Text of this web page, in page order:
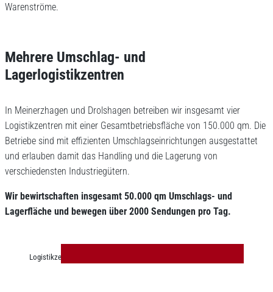
Warenströme.
Mehrere Umschlag- und
Lagerlogistikzentren
In Meinerzhagen und Drolshagen betreiben wir insgesamt vier
Logistikzentren mit einer Gesamtbetriebsfläche von 150.000 qm. Die
Betriebe sind mit effizienten Umschlagseinrichtungen ausgestattet
und erlauben damit das Handling und die Lagerung von
verschiedensten Industriegütern.
Wir bewirtschaften insgesamt 50.000 qm Umschlags- und
Lagerfläche und bewegen über 2000 Sendungen pro Tag.
Logistikzentraum Drolshagen-Germinhausen